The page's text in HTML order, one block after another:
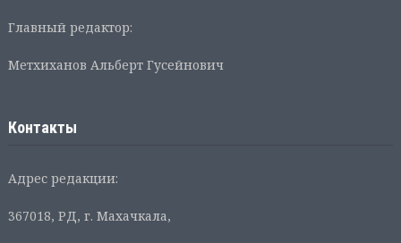
Главный редактор:
Метхиханов Альберт Гусейнович
Контакты
Адрес редакции:
367018, РД, г. Махачкала,